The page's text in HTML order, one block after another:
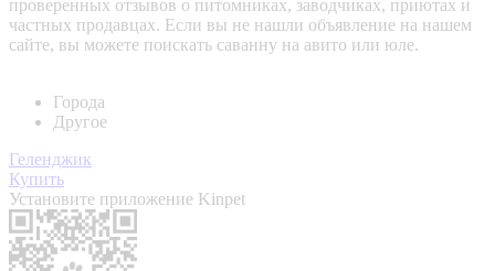
проверенных отзывов о питомниках, заводчиках, приютах и
частных продавцах. Если вы не нашли объявление на нашем
сайте, вы можете поискать саванну на авито или юле.
Города
Другое
Геленджик
Купить
Установите приложение Kinpet